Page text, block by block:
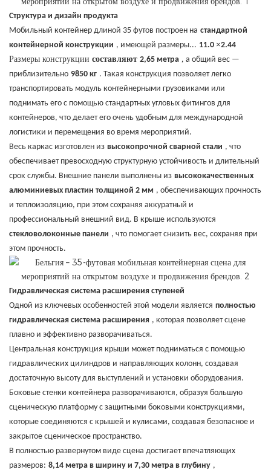
Структура и дизайн продукта
Мобильный контейнер длиной 35 футов построен на стандартной
контейнерной конструкции , имеющей размеры... 11.0 ×2.44
Размеры конструкции составляют 2,65 метра , а общий вес —
приблизительно 9850 кг . Такая конструкция позволяет легко
транспортировать модуль контейнерными грузовиками или
поднимать его с помощью стандартных угловых фитингов для
контейнеров, что делает его очень удобным для международной
логистики и перемещения во время мероприятий.
Весь каркас изготовлен из высокопрочной сварной стали , что
обеспечивает превосходную структурную устойчивость и длительный
срок службы. Внешние панели выполнены из высококачественных
алюминиевых пластин толщиной 2 мм , обеспечивающих прочность
и теплоизоляцию, при этом сохраняя аккуратный и
профессиональный внешний вид. В крыше используются
стекловолоконные панели , что помогает снизить вес, сохраняя при
этом прочность.
Гидравлическая система расширения ступеней
Одной из ключевых особенностей этой модели является полностью
гидравлическая система расширения , которая позволяет сцене
плавно и эффективно разворачиваться.
Центральная конструкция крыши может подниматься с помощью
гидравлических цилиндров и направляющих колонн, создавая
достаточную высоту для выступлений и установки оборудования.
Боковые стенки контейнера разворачиваются, образуя большую
сценическую платформу с защитными боковыми конструкциями,
которые соединяются с крышей и кулисами, создавая безопасное и
закрытое сценическое пространство.
В полностью развернутом виде сцена достигает впечатляющих
размеров: 8,14 метра в ширину и 7,30 метра в глубину ,